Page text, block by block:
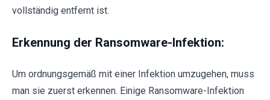
vollständig entfernt ist.
Erkennung der Ransomware-Infektion:
Um ordnungsgemäß mit einer Infektion umzugehen, muss
man sie zuerst erkennen. Einige Ransomware-Infektion